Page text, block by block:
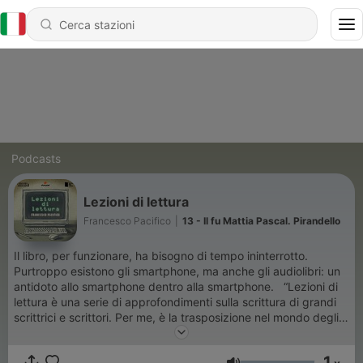
Podcasts
Lezioni di lettura
Francesco Pacifico 13 - Il fu Mattia Pascal. Pirandello
Il libro, per funzionare, ha bisogno di tempo ininterrotto.
Purtroppo esistono gli smartphone, ma anche gli audiolibri: un
antidoto allo smartphone dentro alla smartphone. “Lezioni di
lettura è una serie di approfondimenti sulla scrittura di grandi
scrittrici e scrittori. Per me, è la trasposizione nel mondo degli
audiolibri e dei podcast di una cosa che ho sempre fatto: